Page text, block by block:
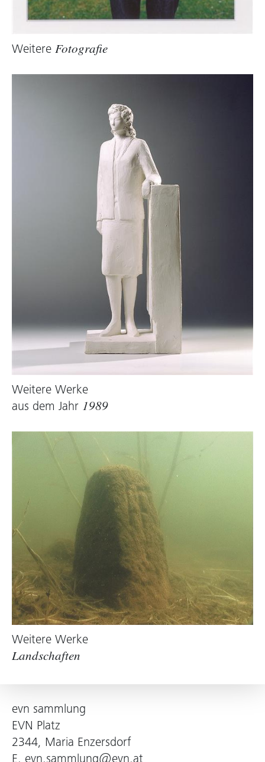
Weitere Fotografie
Weitere Werke
aus dem Jahr 1989
Weitere Werke
Landschaften
evn sammlung
EVN Platz
2344, Maria Enzersdorf